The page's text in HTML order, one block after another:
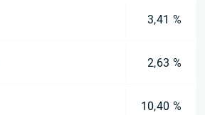
3,41 %
2,63 %
10,40 %